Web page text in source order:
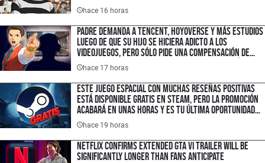
hace 16 horas
Padre demanda a Tencent, HoyoVerse y más estudios
luego de que su hijo se hiciera adicto a los
videojuegos, pero sólo pide una compensación de
$1.50 USD porque quiere hacer un cambio histórico
en la industria
hace 17 horas
Este juego espacial con muchas reseñas positivas
está disponible gratis en Steam, pero la promoción
acabará en unas horas y es tu última oportunidad
para ahorrar $300 pesos
hace 19 horas
Netflix Confirms Extended GTA VI Trailer Will Be
Significantly Longer Than Fans Anticipate